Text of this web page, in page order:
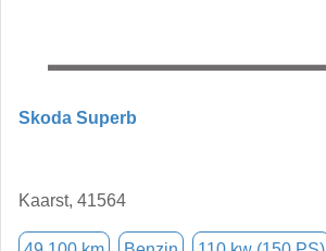
Skoda Superb
Kaarst, 41564